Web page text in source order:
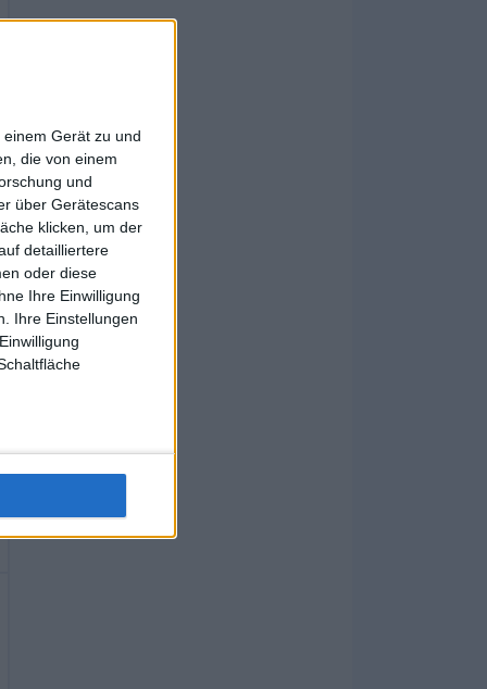
Gerät zu und
die von einem
und
über Gerätescans
klicken, um der
detailliertere
oder diese
Ihre Einwilligung
Ihre Einstellungen